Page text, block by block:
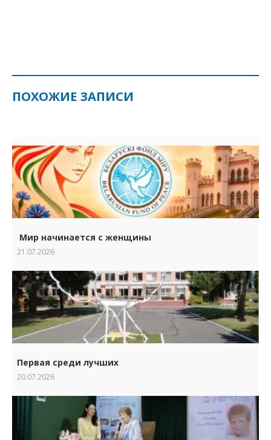
ПОХОЖИЕ ЗАПИСИ
Мир начинается с женщины
21.07.2026
Первая среди лучших
20.07.2026